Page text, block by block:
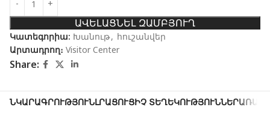
ԱՎԵԼԱՑՆԵԼ ԶԱՄԲՅՈՒՂ
Կատեգորիա: Խանութ, հուշանվեր
Արտադրող։ Visitor Center
Share:
ՆԿԱՐԱԳՐՈՒԹՅՈՒՆԼՐԱՑՈՒՑԻՉ ՏԵՂԵԿՈՒԹՅՈՒՆՆԵՐ